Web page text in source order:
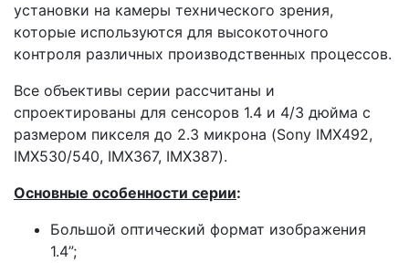
установки на камеры технического зрения,
которые используются для высокоточного
контроля различных производственных процессов.
Все объективы серии рассчитаны и
спроектированы для сенсоров 1.4 и 4/3 дюйма с
размером пикселя до 2.3 микрона (Sony IMX492,
IMX530/540, IMX367, IMX387).
Основные особенности серии:
Большой оптический формат изображения
1.4”;